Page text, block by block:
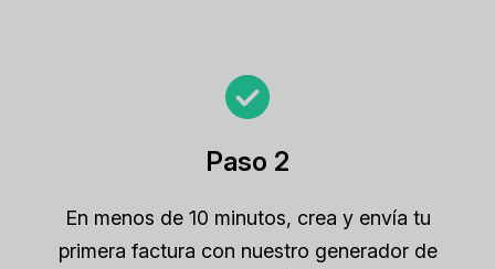
Paso 2
En menos de 10 minutos, crea y envía tu
primera factura con nuestro generador de